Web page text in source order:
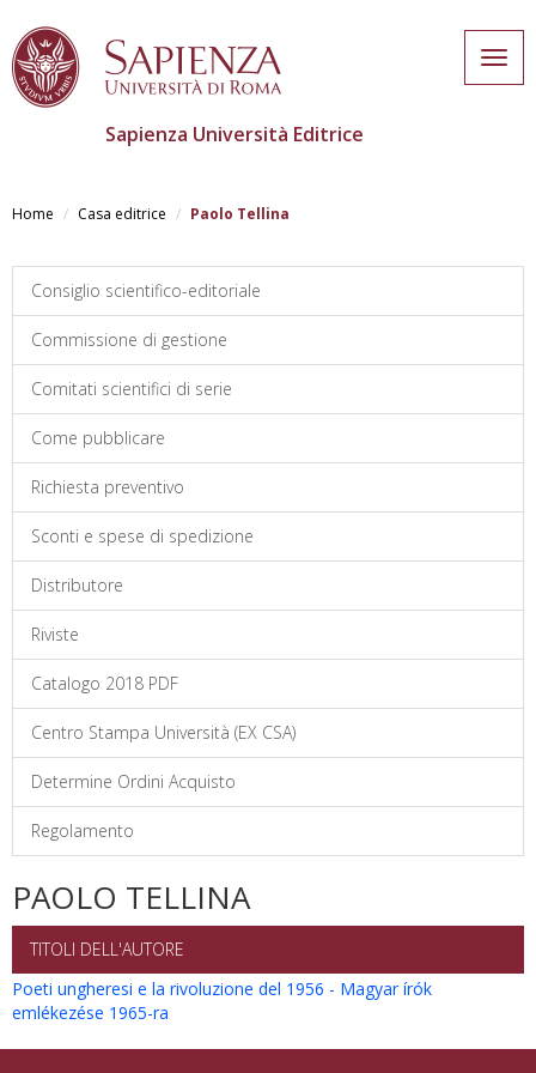
main
Sapienza Università Editrice
Home Casa editrice Paolo Tellina
Consiglio scientifico-editoriale
Commissione di gestione
Comitati scientifici di serie
Come pubblicare
Richiesta preventivo
Sconti e spese di spedizione
Distributore
Riviste
Catalogo 2018 PDF
Centro Stampa Università (EX CSA)
Determine Ordini Acquisto
Regolamento
PAOLO TELLINA
TITOLI DELL'AUTORE
Poeti ungheresi e la rivoluzione del 1956 - Magyar írók
emlékezése 1965-ra